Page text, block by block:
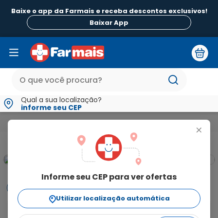
Baixe o app da Farmais e receba descontos exclusivos!
Baixar App
Qual a sua localização?
informe seu CEP
+
Informe seu CEP para ver ofertas
Utilizar localização automática
Informações
O que é e para que serve o Xantinon After? Uma